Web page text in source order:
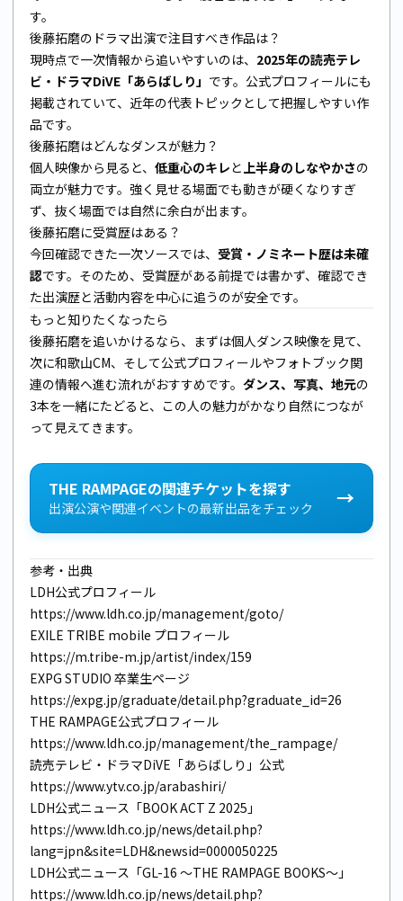
す。
後藤拓磨のドラマ出演で注目すべき作品は？
現時点で一次情報から追いやすいのは、 2025年の読売テレ
ビ・ドラマDiVE「あらばしり」 です。公式プロフィールにも
掲載されていて、近年の代表トピックとして把握しやすい作
品です。
後藤拓磨はどんなダンスが魅力？
個人映像から見ると、 低重心のキレと 上半身のしなやかさの
両立が魅力です。強く見せる場面でも動きが硬くなりすぎ
ず、抜く場面では自然に余白が出ます。
後藤拓磨に受賞歴はある？
今回確認できた一次ソースでは、 受賞・ノミネート歴は未確
認です。そのため、受賞歴がある前提では書かず、確認でき
た出演歴と活動内容を中心に追うのが安全です。
もっと知りたくなったら
後藤拓磨を追いかけるなら、まずは個人ダンス映像を見て、
次に和歌山CM、そして公式プロフィールやフォトブック関
連の情報へ進む流れがおすすめです。 ダンス、写真、地元の
3本を一緒にたどると、この人の魅力がかなり自然につなが
って見えてきます。
THE RAMPAGEの関連チケットを探す
出演公演や関連イベントの最新出品をチェック →
参考・出典
LDH公式プロフィール
https://www.ldh.co.jp/management/goto/
EXILE TRIBE mobile プロフィール
https://m.tribe-m.jp/artist/index/159
EXPG STUDIO 卒業生ページ
https://expg.jp/graduate/detail.php?graduate_id=26
THE RAMPAGE公式プロフィール
https://www.ldh.co.jp/management/the_rampage/
読売テレビ・ドラマDiVE「あらばしり」公式
https://www.ytv.co.jp/arabashiri/
LDH公式ニュース「BOOK ACT Z 2025」
https://www.ldh.co.jp/news/detail.php?
lang=jpn&site=LDH&newsid=0000050225
LDH公式ニュース「GL-16 ～THE RAMPAGE BOOKS～」
https://www.ldh.co.jp/news/detail.php?